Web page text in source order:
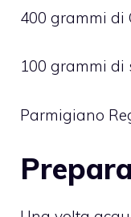
400 grammi di
100 grammi di
Parmigiano